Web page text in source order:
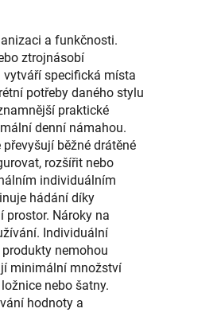
a funkčnosti.
ztrojnásobí
vytváří specifická místa
potřeby daného stylu
praktické
denní námahou.
běžné drátěné
rozšířit nebo
individuálním
hádání díky
prostor. Nároky na
Individuální
nemohou
minimální množství
nebo šatny.
hodnoty a